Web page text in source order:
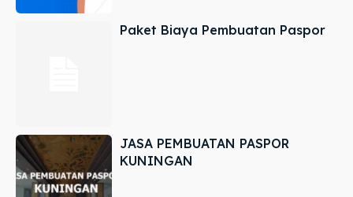
Paket Biaya Pembuatan Paspor
JASA PEMBUATAN PASPOR
KUNINGAN